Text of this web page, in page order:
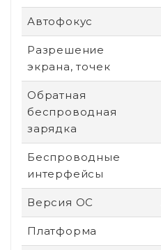
Автофокус
Разрешение
экрана, точек
Обратная
беспроводная
зарядка
Беспроводные
интерфейсы
Версия ОС
Платформа